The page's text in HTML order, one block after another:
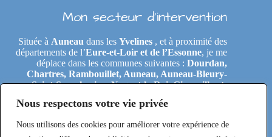
Nous respectons votre vie privée
Nous utilisons des cookies pour améliorer votre expérience de
Mon secteur d’intervention
Située à Auneau dans lesYvelines , et à proximité des
départements de l’Eure-et-Loir et de l’Essonne, je me
déplace dans les communes suivantes :Dourdan,
Chartres, Rambouillet, Auneau, Auneau-Bleury-
Saint-Symphorien, Nogent-le-Roi, Gironville-et-
Maintenon, Épernon, Le Perray-en-Yvelines,
Saint-Arnoult-en-Yvelines, Étréchy, Morigny-